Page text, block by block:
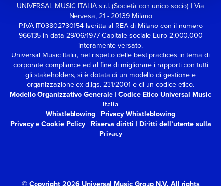
UNIVERSAL MUSIC ITALIA s.r.l. (Società con unico socio) | Via
Nervesa, 21 - 20139 Milano
P.IVA IT03802730154 Iscritta al REA di Milano con il numero
966135 in data 29/06/1977Capitale sociale Euro 2.000.000
interamente versato.
Universal Music Italia, nel rispetto delle best practices in tema di
corporate compliance ed al fine di migliorare i rapporti con tutti
gli stakeholders,si è dotata di un modello di gestione e
organizzazione ex d.lgs. 231/2001 e di un codice etico.
Modello Organizzativo Generale | Codice Etico Universal Music
Italia
Whistleblowing | Privacy Whistleblowing
Privacy e Cookie Policy| Riserva diritti | Diritti dell’utente sulla
Privacy